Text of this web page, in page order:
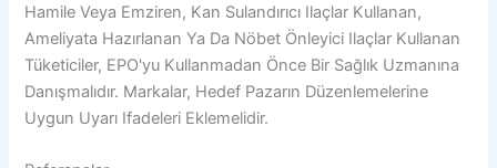
Hamile Veya Emziren, Kan Sulandırıcı Ilaçlar Kullanan,
Ameliyata Hazırlanan Ya Da Nöbet Önleyici Ilaçlar Kullanan
Tüketiciler, EPO'yu Kullanmadan Önce Bir Sağlık Uzmanına
Danışmalıdır. Markalar, Hedef Pazarın Düzenlemelerine
Uygun Uyarı Ifadeleri Eklemelidir.